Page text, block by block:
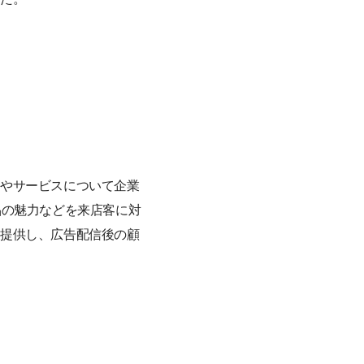
サービスについて企業
魅力などを来店客に対
供し、広告配信後の顧